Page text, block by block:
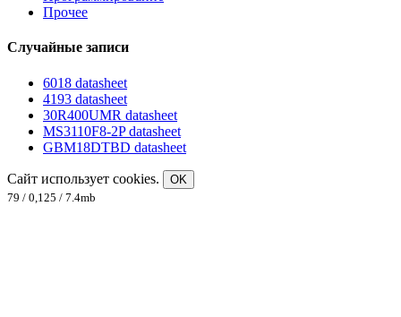
Прочее
Случайные записи
6018 datasheet
4193 datasheet
30R400UMR datasheet
MS3110F8-2P datasheet
GBM18DTBD datasheet
Сайт использует cookies.
OK
79 / 0,125 / 7.4mb